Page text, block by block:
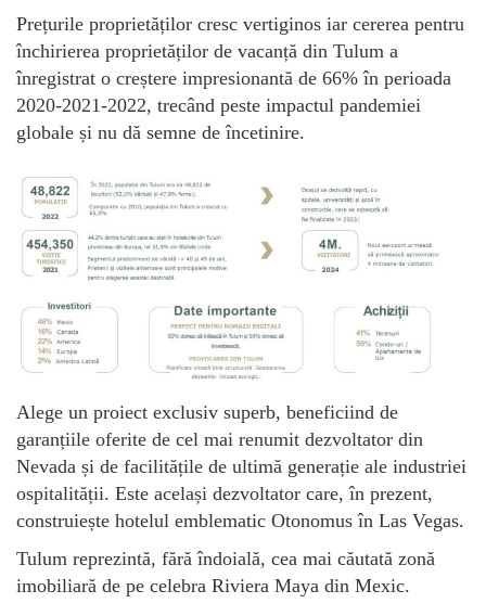
Prețurile proprietăților cresc vertiginos iar cererea pentru
închirierea proprietăților de vacanță din Tulum a
înregistrat o creștere impresionantă de 66% în perioada
2020-2021-2022, trecând peste impactul pandemiei
globale și nu dă semne de încetinire.
Alege un proiect exclusiv superb, beneficiind de
garanțiile oferite de cel mai renumit dezvoltator din
Nevada și de facilitățile de ultimă generație ale industriei
ospitalității. Este același dezvoltator care, în prezent,
construiește hotelul emblematic Otonomus în Las Vegas.
Tulum reprezintă, fără îndoială, cea mai căutată zonă
imobiliară de pe celebra Riviera Maya din Mexic.